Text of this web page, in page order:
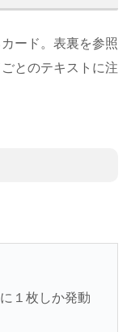
ード。表裏を参照
とのテキストに注
１枚しか発動